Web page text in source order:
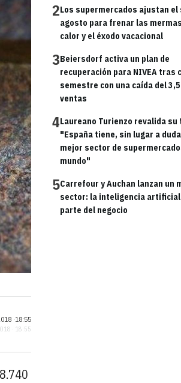
2Los supermercados ajustan el
agosto para frenar las
calor y el éxodo vacacional
3Beiersdorf activa un plan de
recuperación para NIVEA tras
semestre con una caída del
ventas
4Laureano Turienzo revalida su
"España tiene, sin lugar a
mejor sector de
mundo"
5Carrefour y Auchan lanzan un
sector: la inteligencia
parte del negocio
·18:55
· 18:55